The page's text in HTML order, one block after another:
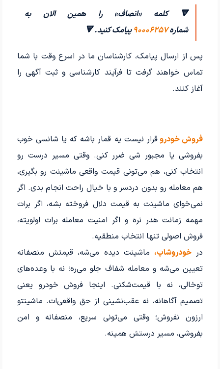
🔻 کلمه «انصاف» را همین الان به
شماره۹۰۰۰۶۲۵۷ پیامک کنید. 🔻
پس از ارسال پیامک، کارشناسان ما در اسرع وقت با شما
تماس خواهند گرفت تا فرآیند کارشناسی و ثبت آگهی را
آغاز کنند.
فروش خودروقرار نیست یه قمار باشه که یا شانسی خوب
بفروشی یا مجبور شی ضرر کنی. وقتی مسیر درست رو
انتخاب کنی، هم می‌تونی قیمت واقعی ماشینت رو بگیری،
هم معامله رو بدون دردسر و با خیال راحت انجام بدی. اگر
نمی‌خوای ماشینت به قیمت دلال فروخته بشه، اگر برات
مهمه زمانت هدر نره و اگر امنیت معامله برات اولویته،
فروش اصولی تنها انتخاب منطقیه.
درخودروشاپ، ماشینت دیده می‌شه، قیمتش منصفانه
تعیین می‌شه و معامله شفاف جلو می‌ره؛ نه با وعده‌های
توخالی، نه با قیمت‌شکنی. اینجا فروش خودرو یعنی
تصمیم آگاهانه، نه عقب‌نشینی از حق واقعی‌ات. ماشینتو
ارزون نفروش؛ وقتی می‌تونی سریع، منصفانه و امن
بفروشی، مسیر درستش همینه.